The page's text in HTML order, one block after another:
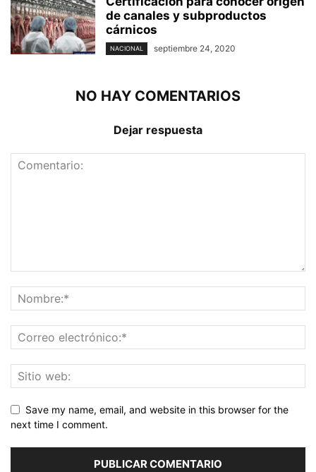
de canales y subproductos
cárnicos
NACIONAL septiembre 24, 2020
NO HAY COMENTARIOS
Dejar respuesta
Save my name, email, and website in this browser for the
next time I comment.